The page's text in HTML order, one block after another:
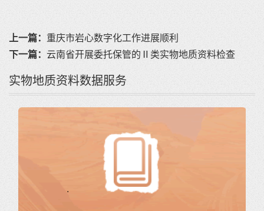
上一篇： 重庆市岩心数字化工作进展顺利
下一篇： 云南省开展委托保管的Ⅱ类实物地质资料检查
实物地质资料数据服务